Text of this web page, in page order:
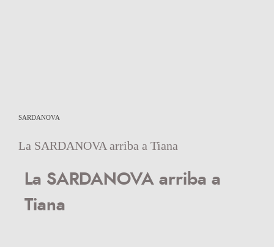
SARDANOVA
La SARDANOVA arriba a Tiana
La SARDANOVA arriba a
Tiana